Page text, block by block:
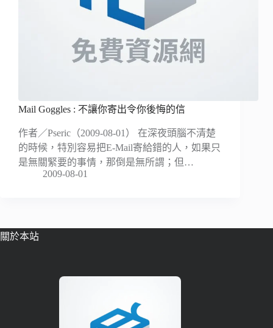
Mail Goggles : 不讓你寄出令你後悔的信
作者／Pseric（2009-08-01） 在深夜頭腦不清楚
的時候，特別容易把E-Mail寄給錯的人，如果只
是無關緊要的事情，那倒是無所謂；但…
2009-08-01
關於本站